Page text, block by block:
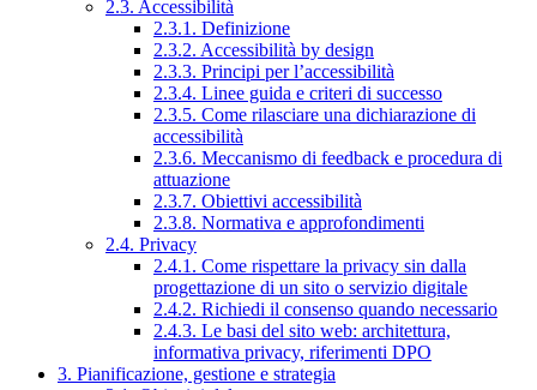
2.3. Accessibilità
2.3.1. Definizione
2.3.2. Accessibilità by design
2.3.3. Principi per l’accessibilità
2.3.4. Linee guida e criteri di successo
2.3.5. Come rilasciare una dichiarazione di
accessibilità
2.3.6. Meccanismo di feedback e procedura di
attuazione
2.3.7. Obiettivi accessibilità
2.3.8. Normativa e approfondimenti
2.4. Privacy
2.4.1. Come rispettare la privacy sin dalla
progettazione di un sito o servizio digitale
2.4.2. Richiedi il consenso quando necessario
2.4.3. Le basi del sito web: architettura,
informativa privacy, riferimenti DPO
3. Pianificazione, gestione e strategia